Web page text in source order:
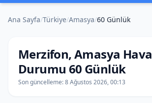
Ana Sayfa/Türkiye/Amasya/60 Günlük
Merzifon, Amasya Hava
Durumu 60 Günlük
Son güncelleme:8 Ağustos 2026, 00:13